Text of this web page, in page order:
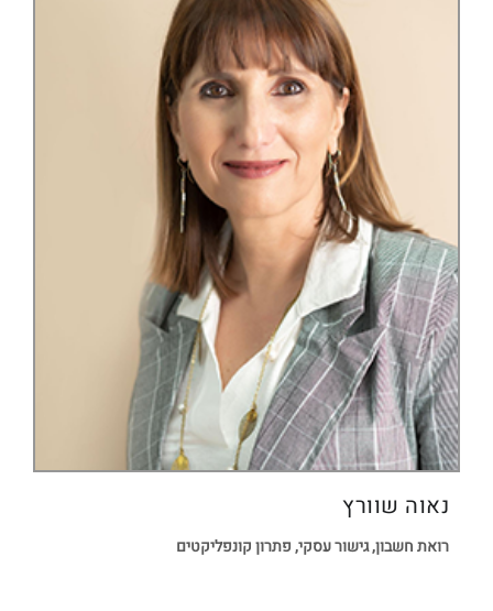
נאוה שוורץ
רואת חשבון, גישור עסקי, פתרון קונפליקטים